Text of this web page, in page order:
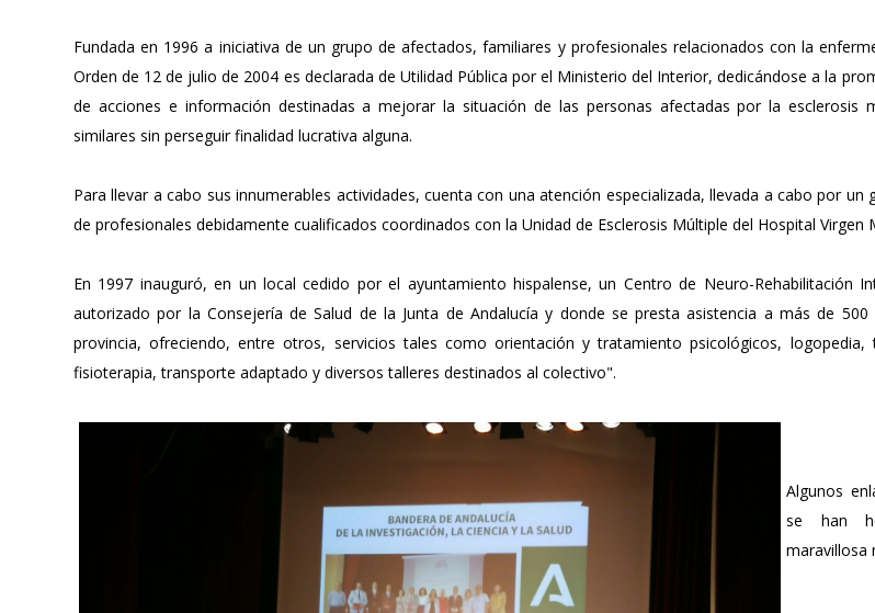
Fundada en 1996 a iniciativa de un grupo de afectados, familiares y profesionales relacionados con la
Orden de 12 de julio de 2004 es declarada de Utilidad Pública por el Ministerio del Interior, dedicándose a la
de acciones e información destinadas a mejorar la situación de las personas afectadas por la esclerosis
similares sin perseguir finalidad lucrativa alguna.
Para llevar a cabo sus innumerables actividades, cuenta con una atención especializada, llevada a cabo por un
de profesionales debidamente cualificados coordinados con la Unidad de Esclerosis Múltiple del Hospital Virgen
En 1997 inauguró, en un local cedido por el ayuntamiento hispalense, un Centro de Neuro-Rehabilitación
autorizado por la Consejería de Salud de la Junta de Andalucía y donde se presta asistencia a más de 500
provincia, ofreciendo, entre otros, servicios tales como orientación y tratamiento psicológicos, logopedia,
fisioterapia, transporte adaptado y diversos talleres destinados al colectivo".
Algunos
se han
maravillosa